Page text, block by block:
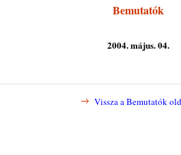
Bemutatók
2004. május. 04.
Vissza a Bemutatók